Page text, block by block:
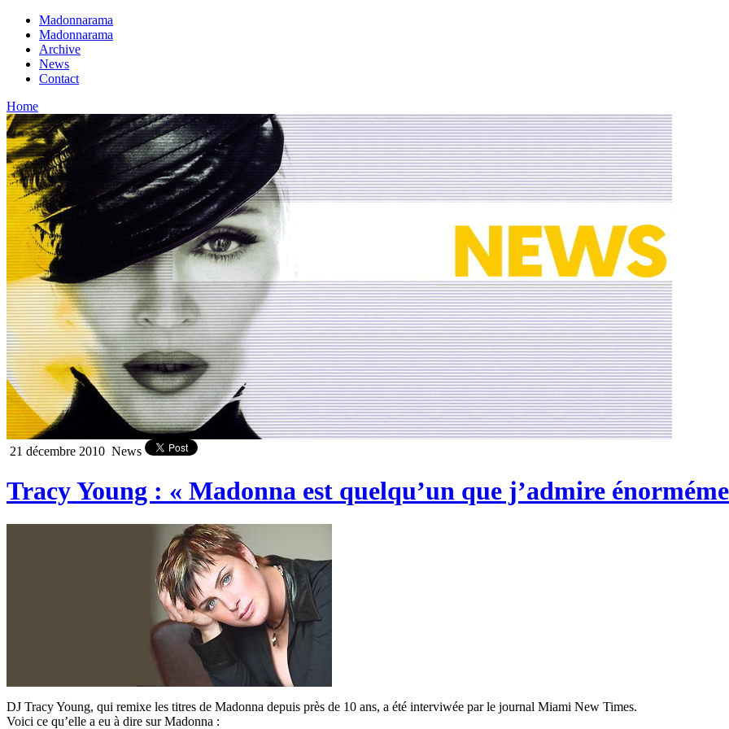
Madonnarama
Madonnarama
Archive
News
Contact
Home
21 décembre 2010 News
Tracy Young : « Madonna est quelqu’un que j’admire
DJ Tracy Young, qui remixe les titres de Madonna depuis près de 10 ans, a été interviwée par le journal Miami New Times.
Voici ce qu’elle a eu à dire sur Madonna :